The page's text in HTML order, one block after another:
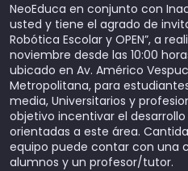
NeoEduca en conjunto con
usted y tiene el agrado de
Robótica Escolar y OPEN”, a
noviembre desde las 10:00
ubicado en Av. Américo
Metropolitana, para
media, Universitarios y
objetivo incentivar el
orientadas a este área.
equipo puede contar con una
alumnos y un profesor/tutor.